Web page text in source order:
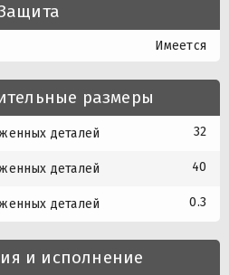
Имеется
размеры
деталей 32
деталей 40
деталей 0.3
и исполнение